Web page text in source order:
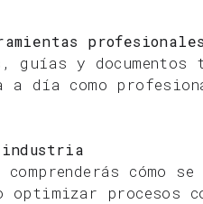
profesionales
y documentos
día como
industria
cómo
procesos